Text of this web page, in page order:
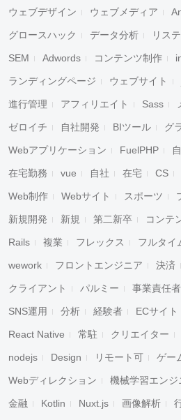
ウェブデザイン ウェブメディア
グロースハック データ分析 リス
SEM Adwords コンテンツ制作
ランディングページ ウェブサイト
進行管理 アフィリエイト Sass
ゼロイチ 自社開発 BIツール グ
Webアプリケーション FuelPHP
在宅勤務 vue 自社 在宅 CS
Web制作 Webサイト スポーツ
新規開発 新規 第二新卒 コンテ
Rails 複業 フレックス フルタイ
wework フロントエンジニア 決済
クライアント パルミー 事業責任者
SNS運用 分析 経験者 ECサイト
React Native 常駐 クリエイター
nodejs Design リモート可 ゲー
Webディレクション 機械学習エンジ
金融 Kotlin Nuxt.js 画像解析